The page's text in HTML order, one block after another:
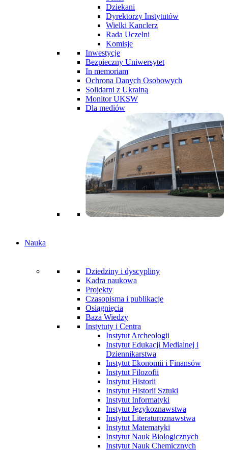
Dziekani
Dyrektorzy Instytutów
Wielki Kanclerz
Rada Uczelni
Komisje
Inwestycje
Bezpieczny Uniwersytet
In memoriam
Ochrona Danych Osobowych
Solidarni z Ukrainą
Monitor UKSW
Dla mediów
Nauka
Dziedziny i dyscypliny
Kadra naukowa
Projekty
Czasopisma i publikacje
Osiągnięcia
Baza Wiedzy
Instytuty i Centra
Instytut Archeologii
Instytut Edukacji Medialnej i
Dziennikarstwa
Instytut Ekonomii i Finansów
Instytut Filozofii
Instytut Historii
Instytut Historii Sztuki
Instytut Informatyki
Instytut Językoznawstwa
Instytut Literaturoznawstwa
Instytut Matematyki
Instytut Nauk Biologicznych
Instytut Nauk Chemicznych